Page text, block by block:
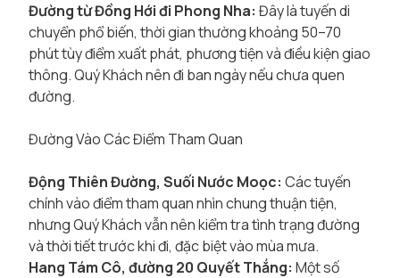
Đường từ Đồng Hới đi Phong Nha: Đây là tuyến di
chuyển phổ biến, thời gian thường khoảng 50–70
phút tùy điểm xuất phát, phương tiện và điều kiện giao
thông. Quý Khách nên đi ban ngày nếu chưa quen
đường.
Đường Vào Các Điểm Tham Quan
Động Thiên Đường, Suối Nước Moọc: Các tuyến
chính vào điểm tham quan nhìn chung thuận tiện,
nhưng Quý Khách vẫn nên kiểm tra tình trạng đường
và thời tiết trước khi đi, đặc biệt vào mùa mưa.
Hang Tám Cô, đường 20 Quyết Thắng: Một số